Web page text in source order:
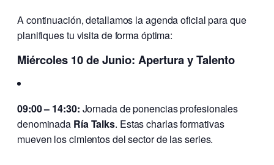
A continuación, detallamos la agenda oficial para que
planifiques tu visita de forma óptima:
Miércoles 10 de Junio: Apertura y Talento
09:00 – 14:30: Jornada de ponencias profesionales
denominada Ría Talks. Estas charlas formativas
mueven los cimientos del sector de las series.